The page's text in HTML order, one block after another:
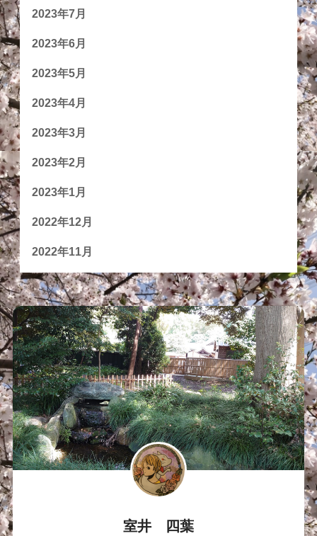
2023年7月
2023年6月
2023年5月
2023年4月
2023年3月
2023年2月
2023年1月
2022年12月
2022年11月
室井 四葉